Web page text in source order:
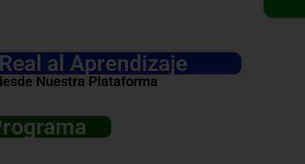
al Aprendizaje
Nuestra Plataforma